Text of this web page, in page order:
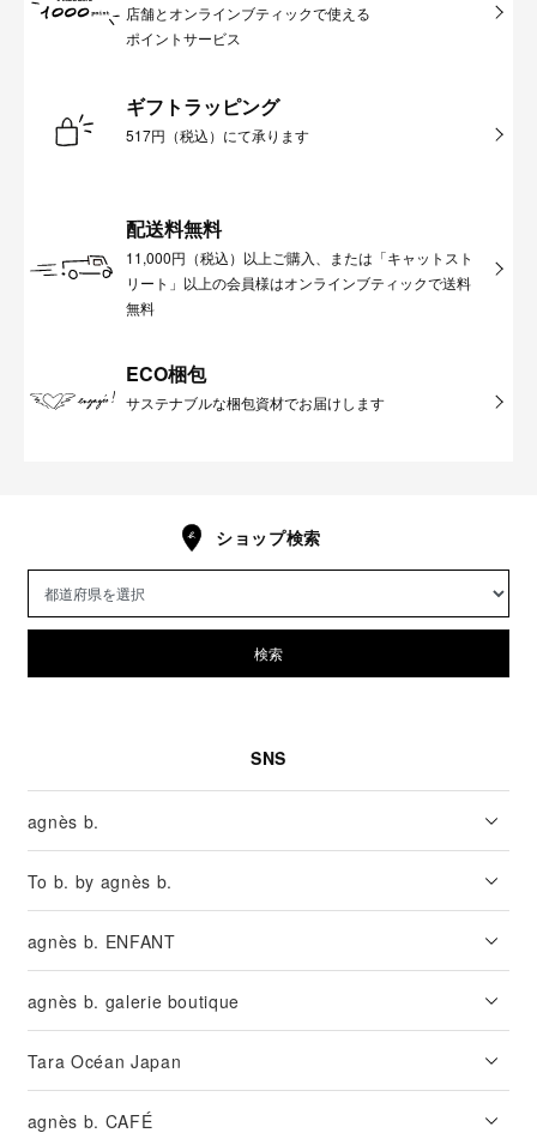
店舗とオンラインブティックで使える
ポイントサービス
ギフトラッピング
517円（税込）にて承ります
配送料無料
11,000円（税込）以上ご購入、または「キャットスト
リート」以上の会員様はオンラインブティックで送料
無料
ECO梱包
サステナブルな梱包資材でお届けします
ショップ検索
検索
SNS
agnès b.
To b. by agnès b.
agnès b. ENFANT
agnès b. galerie boutique
Tara Océan Japan
agnès b. CAFÉ